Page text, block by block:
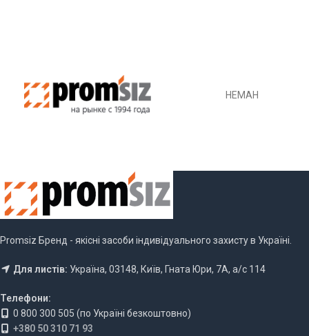
НЕМАН
Promsiz Бренд - якісні засоби індивідуального захисту в Україні.
Для листів: Україна, 03148, Київ, Гната Юри, 7А, а/с 114
Телефони:
0 800 300 505 (по Україні безкоштовно)
+380 50 310 71 93